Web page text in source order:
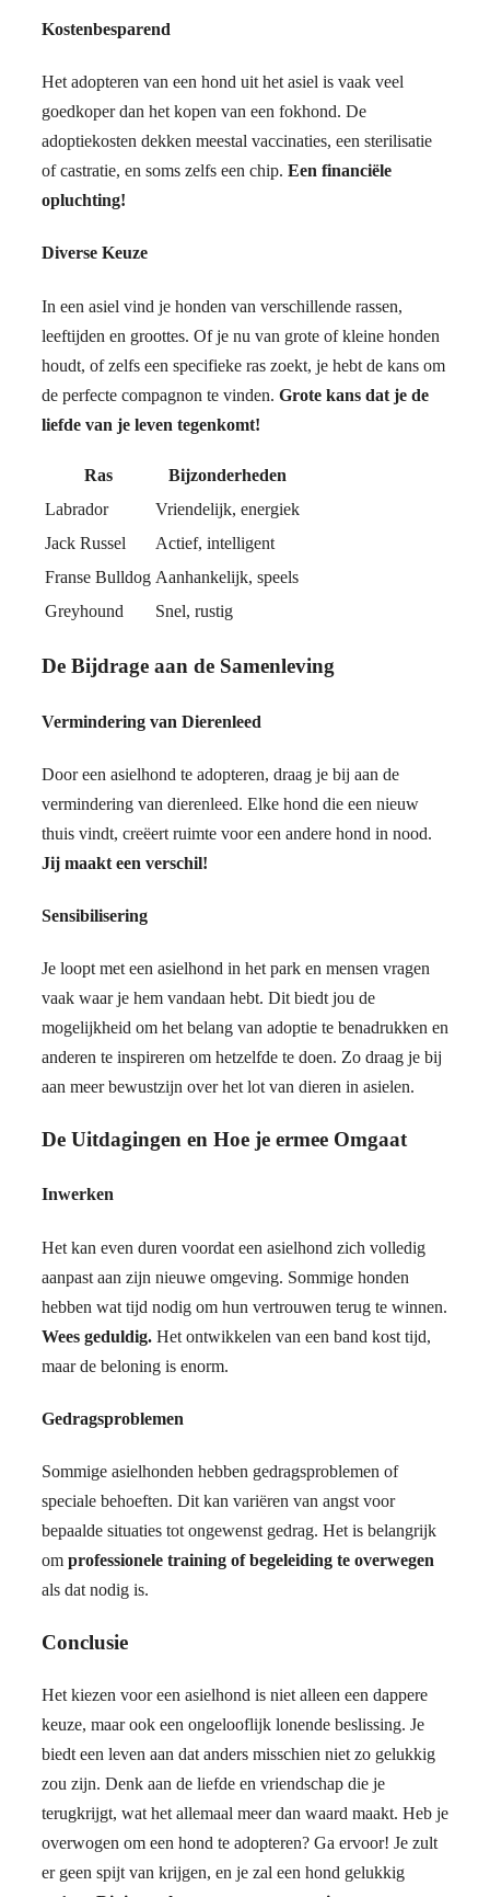
Kostenbesparend
Het adopteren van een hond uit het asiel is vaak veel
goedkoper dan het kopen van een fokhond. De
adoptiekosten dekken meestal vaccinaties, een sterilisatie
of castratie, en soms zelfs een chip. Een financiële
opluchting!
Diverse Keuze
In een asiel vind je honden van verschillende rassen,
leeftijden en groottes. Of je nu van grote of kleine honden
houdt, of zelfs een specifieke ras zoekt, je hebt de kans om
de perfecte compagnon te vinden. Grote kans dat je de
liefde van je leven tegenkomt!
Ras
Bijzonderheden
Labrador
Vriendelijk, energiek
Jack Russel
Actief, intelligent
Franse Bulldog Aanhankelijk, speels
Greyhound
Snel, rustig
De Bijdrage aan de Samenleving
Vermindering van Dierenleed
Door een asielhond te adopteren, draag je bij aan de
vermindering van dierenleed. Elke hond die een nieuw
thuis vindt, creëert ruimte voor een andere hond in nood.
Jij maakt een verschil!
Sensibilisering
Je loopt met een asielhond in het park en mensen vragen
vaak waar je hem vandaan hebt. Dit biedt jou de
mogelijkheid om het belang van adoptie te benadrukken en
anderen te inspireren om hetzelfde te doen. Zo draag je bij
aan meer bewustzijn over het lot van dieren in asielen.
De Uitdagingen en Hoe je ermee Omgaat
Inwerken
Het kan even duren voordat een asielhond zich volledig
aanpast aan zijn nieuwe omgeving. Sommige honden
hebben wat tijd nodig om hun vertrouwen terug te winnen.
Wees geduldig. Het ontwikkelen van een band kost tijd,
maar de beloning is enorm.
Gedragsproblemen
Sommige asielhonden hebben gedragsproblemen of
speciale behoeften. Dit kan variëren van angst voor
bepaalde situaties tot ongewenst gedrag. Het is belangrijk
om professionele training of begeleiding te overwegen
als dat nodig is.
Conclusie
Het kiezen voor een asielhond is niet alleen een dappere
keuze, maar ook een ongelooflijk lonende beslissing. Je
biedt een leven aan dat anders misschien niet zo gelukkig
zou zijn. Denk aan de liefde en vriendschap die je
terugkrijgt, wat het allemaal meer dan waard maakt. Heb je
overwogen om een hond te adopteren? Ga ervoor! Je zult
er geen spijt van krijgen, en je zal een hond gelukkig